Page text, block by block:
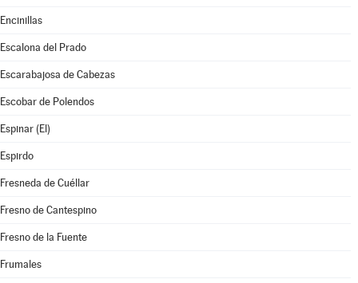
Encinillas
Escalona del Prado
Escarabajosa de Cabezas
Escobar de Polendos
Espinar (El)
Espirdo
Fresneda de Cuéllar
Fresno de Cantespino
Fresno de la Fuente
Frumales